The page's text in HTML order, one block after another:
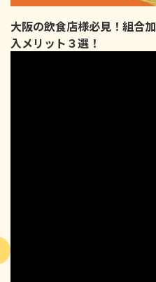
大阪の飲食店様必見！組合加
入メリット３選！